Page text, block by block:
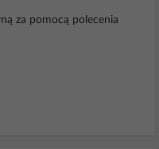
za pomocą polecenia